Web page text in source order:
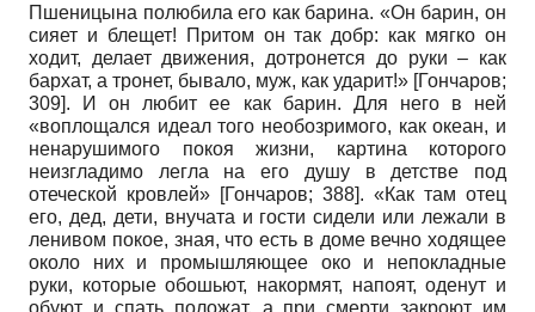
Пшеницына полюбила его как барина. «Он барин, он
сияет и блещет! Притом он так добр: как мягко он
ходит, делает движения, дотронется до руки – как
бархат, а тронет, бывало, муж, как ударит!» [Гончаров;
309]. И он любит ее как барин. Для него в ней
«воплощался идеал того необозримого, как океан, и
ненарушимого покоя жизни, картина которого
неизгладимо легла на его душу в детстве под
отеческой кровлей» [Гончаров; 388]. «Как там отец
его, дед, дети, внучата и гости сидели или лежали в
ленивом покое, зная, что есть в доме вечно ходящее
около них и промышляющее око и непокладные
руки, которые обошьют, накормят, напоят, оденут и
обуют и спать положат, а при смерти закроют им